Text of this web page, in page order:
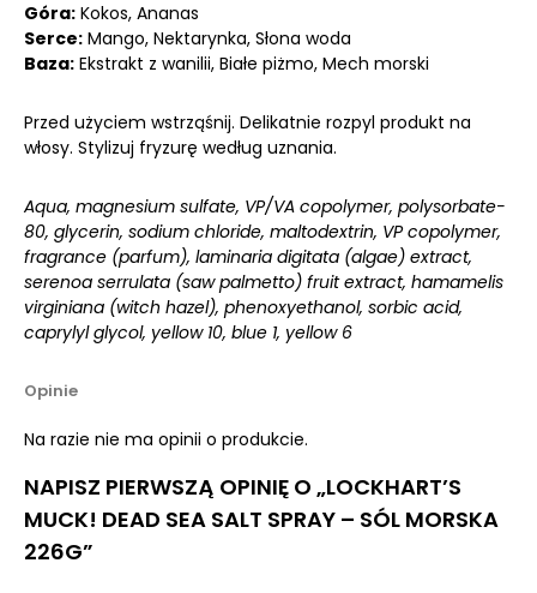
Góra: Kokos, Ananas
Serce: Mango, Nektarynka, Słona woda
Baza: Ekstrakt z wanilii, Białe piżmo, Mech morski
Przed użyciem wstrząśnij. Delikatnie rozpyl produkt na
włosy. Stylizuj fryzurę według uznania.
Aqua, magnesium sulfate, VP/VA copolymer, polysorbate-
80, glycerin, sodium chloride, maltodextrin, VP copolymer,
fragrance (parfum), laminaria digitata (algae) extract,
serenoa serrulata (saw palmetto) fruit extract, hamamelis
virginiana (witch hazel), phenoxyethanol, sorbic acid,
caprylyl glycol, yellow 10, blue 1, yellow 6
Opinie
Na razie nie ma opinii o produkcie.
NAPISZ PIERWSZĄ OPINIĘ O „LOCKHART’S
MUCK! DEAD SEA SALT SPRAY – SÓL MORSKA
226G”